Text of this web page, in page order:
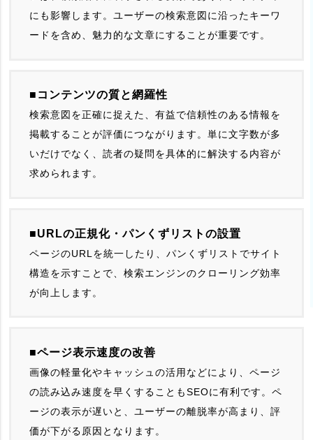
にも影響します。ユーザーの検索意図に沿ったキーワ
ードを含め、魅力的な文章にすることが重要です。
■コンテンツの質と網羅性
検索意図を正確に捉えた、有益で信頼性のある情報を
掲載することが評価につながります。単に文字数が多
いだけでなく、読者の疑問を具体的に解決する内容が
求められます。
■URLの正規化・パンくずリストの設置
ページのURLを統一したり、パンくずリストでサイト
構造を示すことで、検索エンジンのクローリング効率
が向上します。
■ページ表示速度の改善
画像の軽量化やキャッシュの活用などにより、ページ
の読み込み速度を早くすることもSEOに有利です。ペ
ージの表示が遅いと、ユーザーの離脱率が高まり、評
価が下がる原因となります。